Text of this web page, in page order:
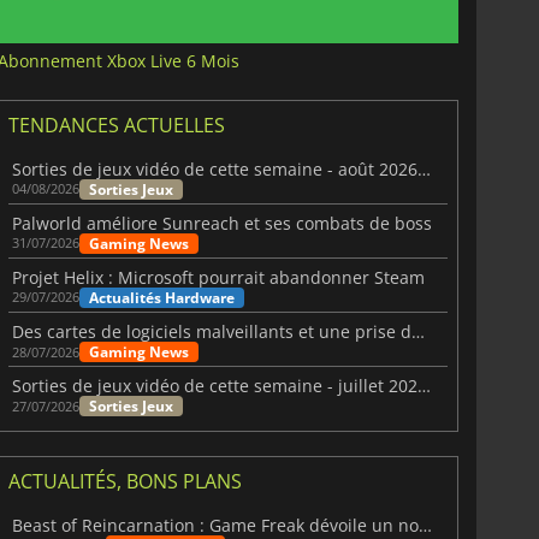
Xbox Live 6 Mois
TENDANCES ACTUELLES
Sorties de jeux vidéo de cette semaine - août 2026 (semaine 32)
04/08/2026 Sorties Jeux
Palworld améliore Sunreach et ses combats de boss
31/07/2026 Gaming News
Projet Helix : Microsoft pourrait abandonner Steam
29/07/2026 Actualités Hardware
Des cartes de logiciels malveillants et une prise de contrôle de Discord ont touché Meccha Chameleon
28/07/2026 Gaming News
Sorties de jeux vidéo de cette semaine - juillet 2026 (semaine 31)
27/07/2026 Sorties Jeux
ACTUALITÉS, BONS PLANS
Beast of Reincarnation : Game Freak dévoile un nouveau pari